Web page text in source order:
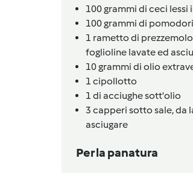
100grammi di ceci lessi
100grammi di
1 rametto di
foglioline lavate ed
10grammi di olio
1 cipollotto
1 di acciughe sott'olio
3 capperi sotto sale,da
asciugare
Per la panatura